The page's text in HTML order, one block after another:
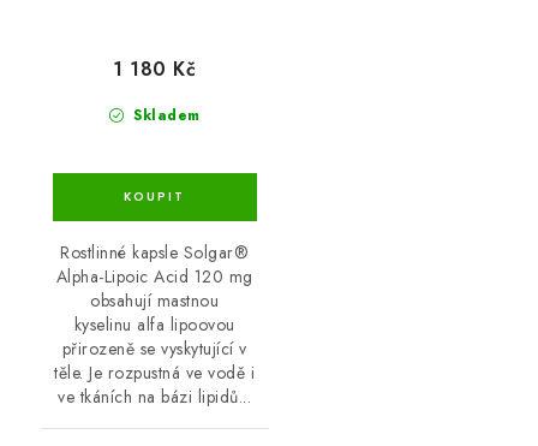
Skladem
1 180 Kč
Rostlinné kapsle Solgar®
Alpha-Lipoic Acid 120 mg
obsahují mastnou
kyselinu alfa lipoovou
přirozeně se vyskytující v
těle. Je rozpustná ve vodě i
ve tkáních na bázi lipidů...